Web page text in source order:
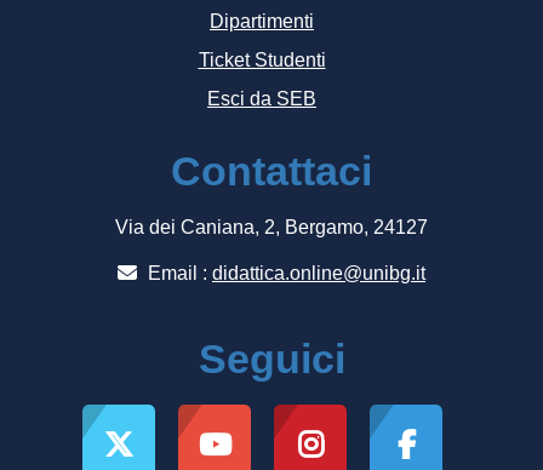
Dipartimenti
Ticket Studenti
Esci da SEB
Contattaci
Via dei Caniana, 2, Bergamo, 24127
Email : didattica.online@unibg.it
Seguici